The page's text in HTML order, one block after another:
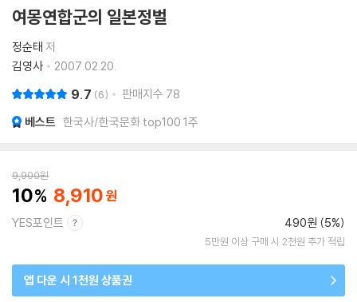
여몽연합군의 일본정벌
정순태 저
김영사
2007.02.20.
9.7 6 판매지수 78
베스트 한국사/한국문화 top100 1주
9,900원
10 8,910
YES포인트 490원 (5%)
5만원 이상 구매 시 2천원 추가 적립
앱 다운 시 1천원 상품권